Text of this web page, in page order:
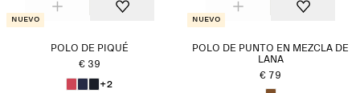
Nuevo
POLO DE PIQUÉ
€ 39
+2
Nuevo
POLO DE PUNTO EN MEZCLA DE
LANA
€ 79